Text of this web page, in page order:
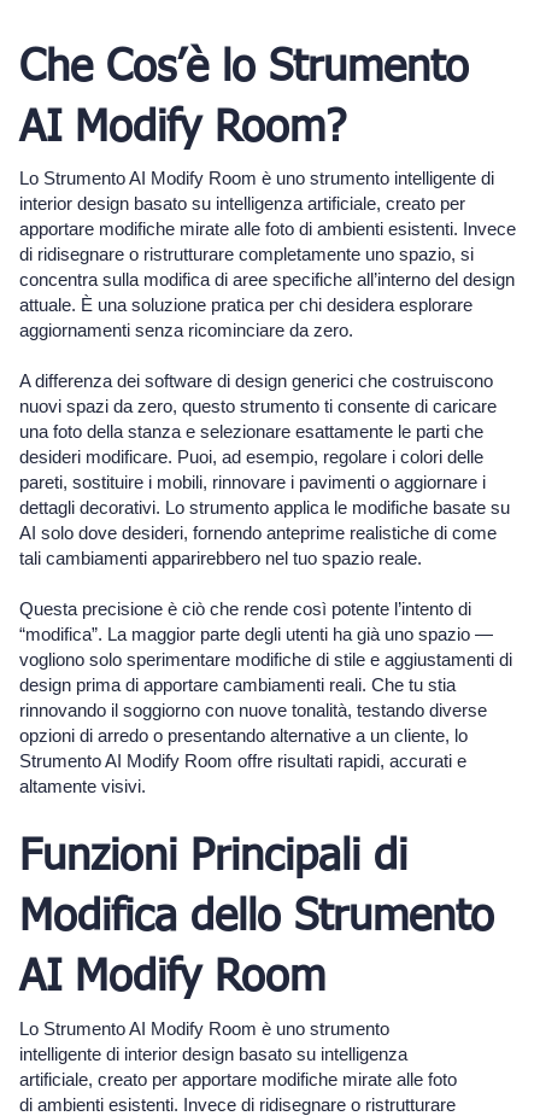
Che Cos’è lo Strumento
AI Modify Room?
Lo Strumento AI Modify Room è uno strumento intelligente di
interior design basato su intelligenza artificiale, creato per
apportare modifiche mirate alle foto di ambienti esistenti. Invece
di ridisegnare o ristrutturare completamente uno spazio, si
concentra sulla modifica di aree specifiche all’interno del design
attuale. È una soluzione pratica per chi desidera esplorare
aggiornamenti senza ricominciare da zero.
A differenza dei software di design generici che costruiscono
nuovi spazi da zero, questo strumento ti consente di caricare
una foto della stanza e selezionare esattamente le parti che
desideri modificare. Puoi, ad esempio, regolare i colori delle
pareti, sostituire i mobili, rinnovare i pavimenti o aggiornare i
dettagli decorativi. Lo strumento applica le modifiche basate su
AI solo dove desideri, fornendo anteprime realistiche di come
tali cambiamenti apparirebbero nel tuo spazio reale.
Questa precisione è ciò che rende così potente l’intento di
“modifica”. La maggior parte degli utenti ha già uno spazio —
vogliono solo sperimentare modifiche di stile e aggiustamenti di
design prima di apportare cambiamenti reali. Che tu stia
rinnovando il soggiorno con nuove tonalità, testando diverse
opzioni di arredo o presentando alternative a un cliente, lo
Strumento AI Modify Room offre risultati rapidi, accurati e
altamente visivi.
Funzioni Principali di
Modifica dello Strumento
AI Modify Room
Lo Strumento AI Modify Room è uno strumento
intelligente di interior design basato su intelligenza
artificiale, creato per apportare modifiche mirate alle foto
di ambienti esistenti. Invece di ridisegnare o ristrutturare